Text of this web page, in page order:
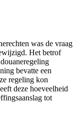
was de vraag
Het betrof
bevatte een
regeling kon
deze hoeveelheid
tot